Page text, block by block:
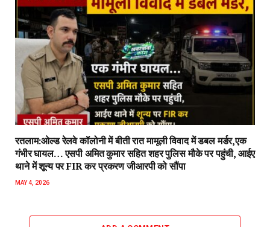
रतलाम:ओल्ड रेलवे कॉलोनी में बीती रात मामूली विवाद में डबल मर्डर,एक
गंभीर घायल… एसपी अमित कुमार सहित शहर पुलिस मौके पर पहुंची, आईए
थाने में शून्य पर FIR कर प्रकरण जीआरपी को सौंपा
MAY 4, 2026